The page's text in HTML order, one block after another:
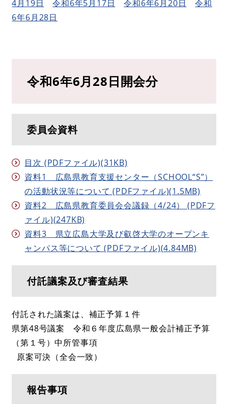
4月19日
令和6年5月17日 令和6年6月20日
令和
6年6月28日
令和6年6月28日開会分
委員会資料
目次 (PDFファイル)(31KB)
資料1 広島県教育支援センター（SCHOOL“S”）
の活動状況等について (PDFファイル)(1.5MB)
資料2 広島県教育委員会会議録（4/24） (PDFフ
ァイル)(247KB)
資料3 県立広島大学及び叡啓大学のオープンキ
ャンパス等について (PDFファイル)(4.84MB)
付託議案及び審査結果
付託された議案は、補正予算１件
県第48号議案 令和６年度広島県一般会計補正予算
（第１号）中所管事項
原案可決（全会一致）
報告事項